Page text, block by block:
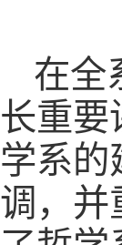
在全
长重要
学系的
调，并